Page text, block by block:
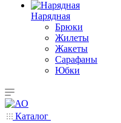
Нарядная
Брюки
Жилеты
Жакеты
Сарафаны
Юбки
Каталог